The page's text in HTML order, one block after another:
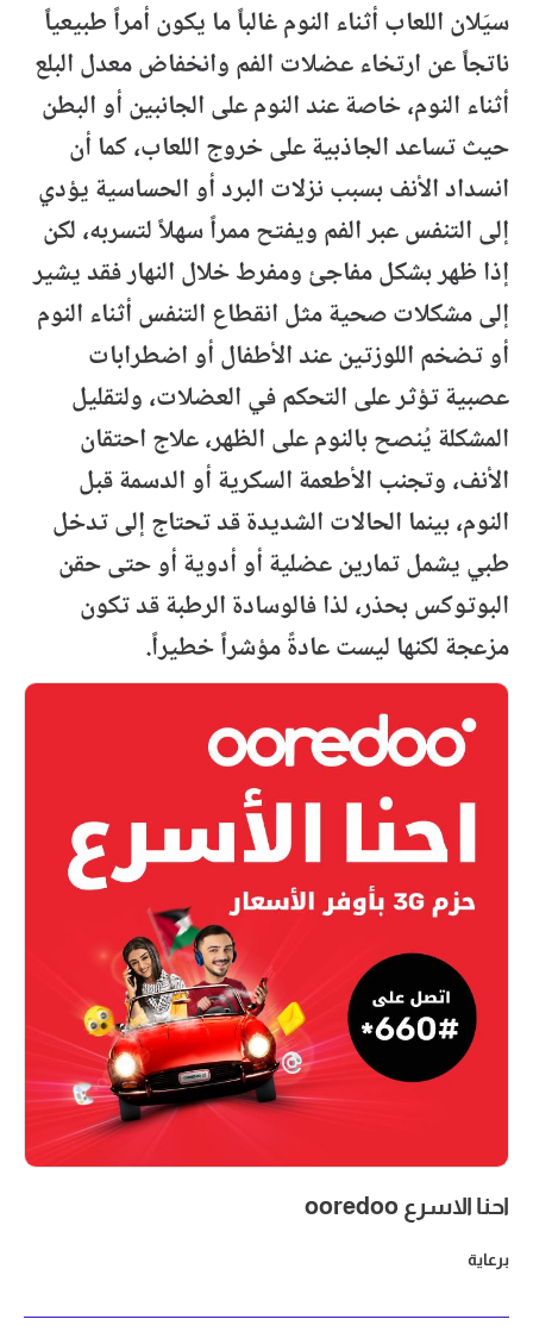
سيَلان اللعاب أثناء النوم غالباً ما يكون أمراً طبيعياً
ناتجاً عن ارتخاء عضلات الفم وانخفاض معدل البلع
أثناء النوم، خاصة عند النوم على الجانبين أو البطن
حيث تساعد الجاذبية على خروج اللعاب، كما أن
انسداد الأنف بسبب نزلات البرد أو الحساسية يؤدي
إلى التنفس عبر الفم ويفتح ممراً سهلاً لتسربه، لكن
إذا ظهر بشكل مفاجئ ومفرط خلال النهار فقد يشير
إلى مشكلات صحية مثل انقطاع التنفس أثناء النوم
أو تضخم اللوزتين عند الأطفال أو اضطرابات
عصبية تؤثر على التحكم في العضلات، ولتقليل
المشكلة يُنصح بالنوم على الظهر، علاج احتقان
الأنف، وتجنب الأطعمة السكرية أو الدسمة قبل
النوم، بينما الحالات الشديدة قد تحتاج إلى تدخل
طبي يشمل تمارين عضلية أو أدوية أو حتى حقن
البوتوكس بحذر، لذا فالوسادة الرطبة قد تكون
مزعجة لكنها ليست عادةً مؤشراً خطيراً.
احنا الاسرع ooredoo
برعاية